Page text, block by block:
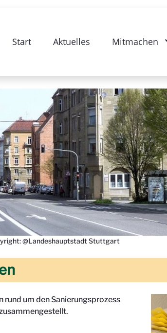
Start Aktuelles Mitmachen
@Landeshauptstadt Stuttgart
rund um den Sanierungsprozess